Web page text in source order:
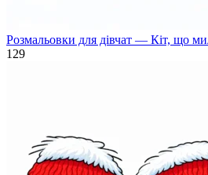
Розмальовки для дівчат — Кіт, що
129